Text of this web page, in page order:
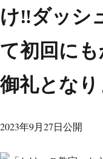
け‼︎ダッシ
て初回に
御礼となり
2023年9月27日公開